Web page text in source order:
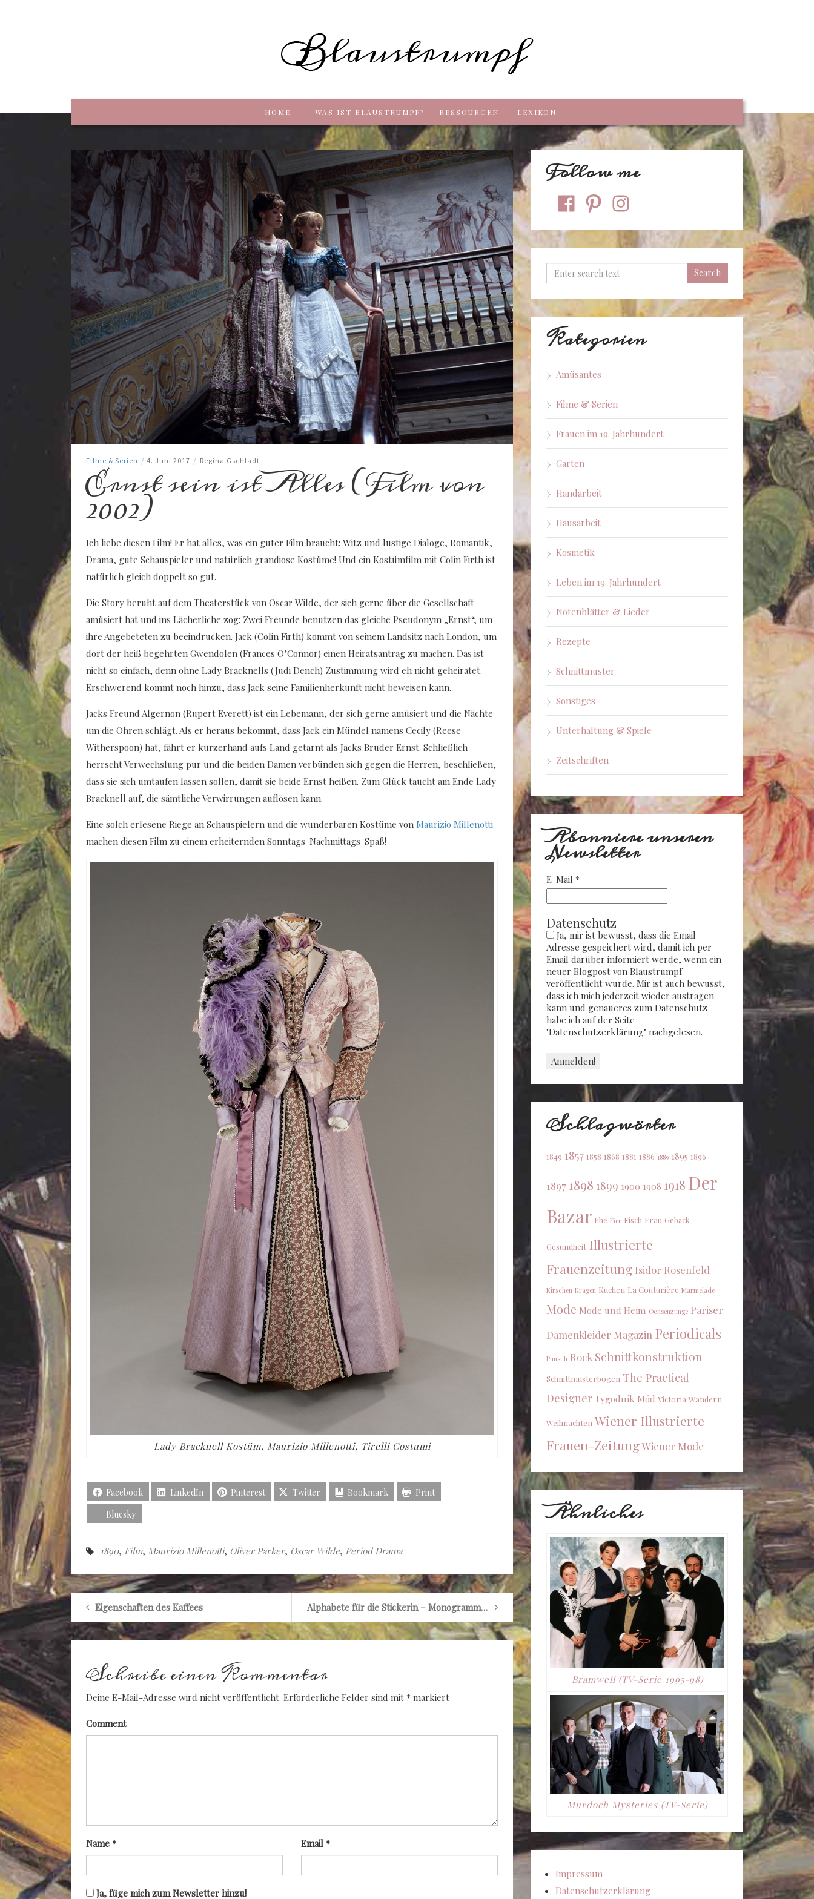
Blaustrumpf
HOME WAS IST BLAUSTRUMPF? RESSOURCEN LEXIKON
Filme & Serien / 4. Juni 2017 / Regina Gschladt
Ernst sein ist Alles (Film von
2002)
Ich liebe diesen Film! Er hat alles, was ein guter Film braucht: Witz und lustige Dialoge, Romantik,
Drama, gute Schauspieler und natürlich grandiose Kostüme! Und ein Kostümfilm mit Colin Firth ist
natürlich gleich doppelt so gut.
Die Story beruht auf dem Theaterstück von Oscar Wilde, der sich gerne über die Gesellschaft
amüsiert hat und ins Lächerliche zog: Zwei Freunde benutzen das gleiche Pseudonym „Ernst“, um
ihre Angebeteten zu beeindrucken. Jack (Colin Firth) kommt von seinem Landsitz nach London, um
dort der heiß begehrten Gwendolen (Frances O’Connor) einen Heiratsantrag zu machen. Das ist
nicht so einfach, denn ohne Lady Bracknells (Judi Dench) Zustimmung wird eh nicht geheiratet.
Erschwerend kommt noch hinzu, dass Jack seine Familienherkunft nicht beweisen kann.
Jacks Freund Algernon (Rupert Everett) ist ein Lebemann, der sich gerne amüsiert und die Nächte
um die Ohren schlägt. Als er heraus bekommt, dass Jack ein Mündel namens Cecily (Reese
Witherspoon) hat, fährt er kurzerhand aufs Land getarnt als Jacks Bruder Ernst. Schließlich
herrscht Verwechslung pur und die beiden Damen verbünden sich gegen die Herren, beschließen,
dass sie sich umtaufen lassen sollen, damit sie beide Ernst heißen. Zum Glück taucht am Ende Lady
Bracknell auf, die sämtliche Verwirrungen auflösen kann.
Eine solch erlesene Riege an Schauspielern und die wunderbaren Kostüme von Maurizio Millenotti
machen diesen Film zu einem erheiternden Sonntags-Nachmittags-Spaß!
Lady Bracknell Kostüm, Maurizio Millenotti, Tirelli Costumi
Facebook LinkedIn Pinterest Twitter Bookmark
Print
Bluesky
1890, Film, Maurizio Millenotti, Oliver Parker, Oscar Wilde, Period Drama
Eigenschaften des Kaffees Alphabete für die Stickerin – Monogramme, Ziffern, Ornamente
Schreibe einen Kommentar
Deine E-Mail-Adresse wird nicht veröffentlicht. Erforderliche Felder sind mit * markiert
Comment
Name * Email *
Ja, füge mich zum Newsletter hinzu!
Follow me
facebookpinterestinstagram
Kategorien
Amüsantes
Filme & Serien
Frauen im 19. Jahrhundert
Garten
Handarbeit
Hausarbeit
Kosmetik
Leben im 19. Jahrhundert
Notenblätter & Lieder
Rezepte
Schnittmuster
Sonstiges
Unterhaltung & Spiele
Zeitschriften
Abonniere unseren
Newsletter
E-Mail *
Datenschutz
Ja, mir ist bewusst, dass die Email-
Adresse gespeichert wird, damit ich per
Email darüber informiert werde, wenn ein
neuer Blogpost von Blaustrumpf
veröffentlicht wurde. Mir ist auch bewusst,
dass ich mich jederzeit wieder austragen
kann und genaueres zum Datenschutz
habe ich auf der Seite
"Datenschutzerklärung" nachgelesen.
Schlagwörter
1849 1857 1858 1868 1881 1886 1889 1895 1896
18971898 1899 1900 1908 1918 Der
Bazar Ehe Eier Fisch Frau Gebäck
Gesundheit Illustrierte
Frauenzeitung Isidor Rosenfeld
Kirschen Kragen Kuchen La Couturière Marmelade
Mode Mode und Heim Ochsenzunge Pariser
Damenkleider Magazin Periodicals
Punsch Rock Schnittkonstruktion
Schnittmusterbogen The Practical
Designer Tygodnik Mód Victoria Wandern
Weihnachten Wiener Illustrierte
Frauen-ZeitungWiener Mode
Ähnliches
Bramwell (TV-Serie 1995-98)
Murdoch Mysteries (TV-Serie)
Impressum
Datenschutzerklärung